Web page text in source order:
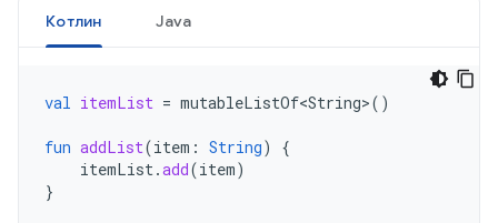
Котлин Java
val itemList = mutableListOf<String>()
fun addList(item : String)
{
itemList.add(item)
}